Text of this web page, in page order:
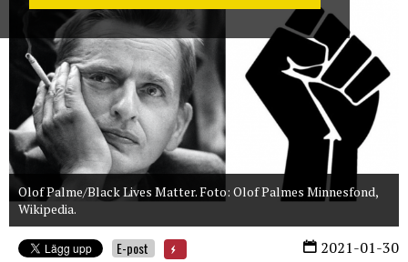
Olof Palme/Black Lives Matter. Foto: Olof Palmes Minnesfond,
Wikipedia.
2021-01-30
E-post